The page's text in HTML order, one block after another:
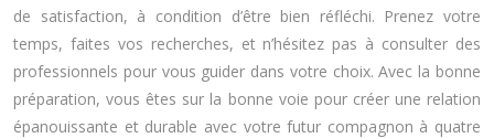
de satisfaction, à condition d’être bien réfléchi. Prenez votre
temps, faites vos recherches, et n’hésitez pas à consulter des
professionnels pour vous guider dans votre choix. Avec la bonne
préparation, vous êtes sur la bonne voie pour créer une relation
épanouissante et durable avec votre futur compagnon à quatre